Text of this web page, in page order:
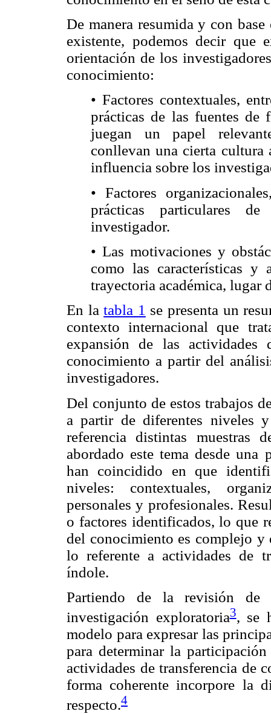
De manera resumida y con
existente, podemos decir que
orientación de los
conocimiento:
• Factores contextuales,
prácticas de las fuentes de
juegan un papel
conllevan una cierta cultura
influencia sobre los
• Factores
prácticas particulares
investigador.
• Las motivaciones y
como las características y
trayectoria académica, lugar
En latabla 1 se presenta un
contexto internacional que
expansión de las actividades
conocimiento a partir del
investigadores.
Del conjunto de estos trabajos
a partir de diferentes niveles
referencia distintas muestras
abordado este tema desde una
han coincidido en que
niveles: contextuales,
personales y profesionales.
o factores identificados, lo que
del conocimiento es complejo y
lo referente a actividades de
índole.
Partiendo de la revisión de
investigación exploratoria3, se
modelo para expresar las
para determinar la
actividades de transferencia de
forma coherente incorpore la
respecto.4